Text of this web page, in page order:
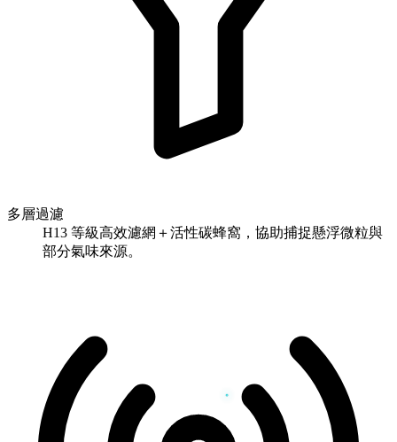
多層過濾
H13 等級高效濾網＋活性碳蜂窩，協助捕捉懸浮微粒與
部分氣味來源。